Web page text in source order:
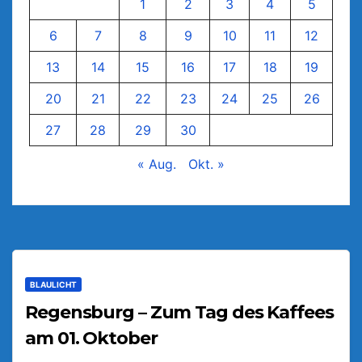
1 2 3 4
5
6
7 8 9 10 11
12
13
14 15 16 17 18
19
20
21 22 23 24 25
26
27
28 29 30
« Aug. Okt. »
BLAULICHT
Regensburg – Zum Tag des Kaffees
am 01. Oktober